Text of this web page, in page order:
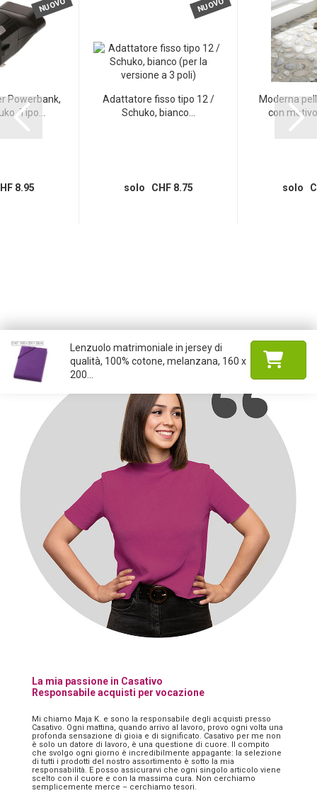
NUOVO
Powerbank,
Tipo...
8.95
NUOVO
Adattatore fisso tipo 12 /
Schuko, bianco...
solo CHF 8.75
Moderna
con
solo
Lenzuolo matrimoniale in jersey di
qualità, 100% cotone, melanzana, 160 x
200...
La mia passione in Casativo
Responsabile acquisti per vocazione
Mi chiamo Maja K. e sono la responsabile degli acquisti presso
Casativo. Ogni mattina, quando arrivo al lavoro, provo ogni volta una
profonda sensazione di gioia e di significato. Casativo per me non
è solo un datore di lavoro, è una questione di cuore. Il compito
che svolgo ogni giorno è incredibilmente appagante: la selezione
di tutti i prodotti del nostro assortimento è sotto la mia
responsabilità. E posso assicurarvi che ogni singolo articolo viene
scelto con il cuore e con la massima cura. Non cerchiamo
semplicemente merce – cerchiamo tesori.